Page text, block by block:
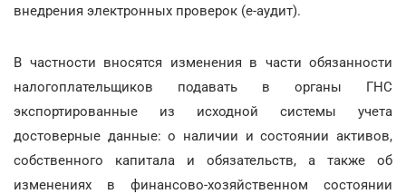
внедрения электронных проверок (е-аудит).
В частности вносятся изменения в части обязанности
налогоплательщиков подавать в органы ГНС
экспортированные из исходной системы учета
достоверные данные: о наличии и состоянии активов,
собственного капитала и обязательств, а также об
изменениях в финансово-хозяйственном состоянии